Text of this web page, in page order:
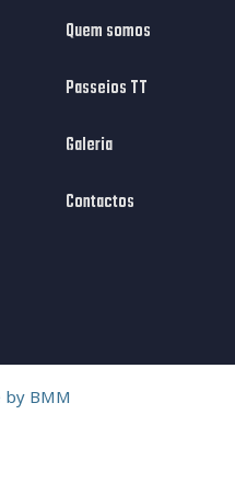
Quem somos
Passeios TT
Galeria
Contactos
by BMM